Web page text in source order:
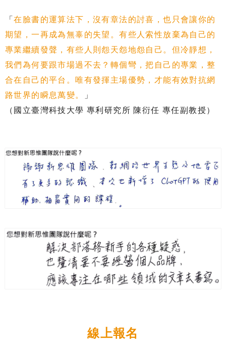
「在臉書的運算法下，沒有章法的討喜，也只會讓你的
期望，一再成為無辜的失望。有些人索性放棄為自己的
專業繼續發聲，有些人則怨天怨地怨自己。但冷靜想，
我們為何要跟市場過不去？轉個彎，把自己的專業，整
合在自己的平台。唯有發揮主場優勢，才能有效對抗網
路世界的瞬息萬變。
」
（國立臺灣科技大學 專利研究所 陳衍任 專任副教授）
線上報名